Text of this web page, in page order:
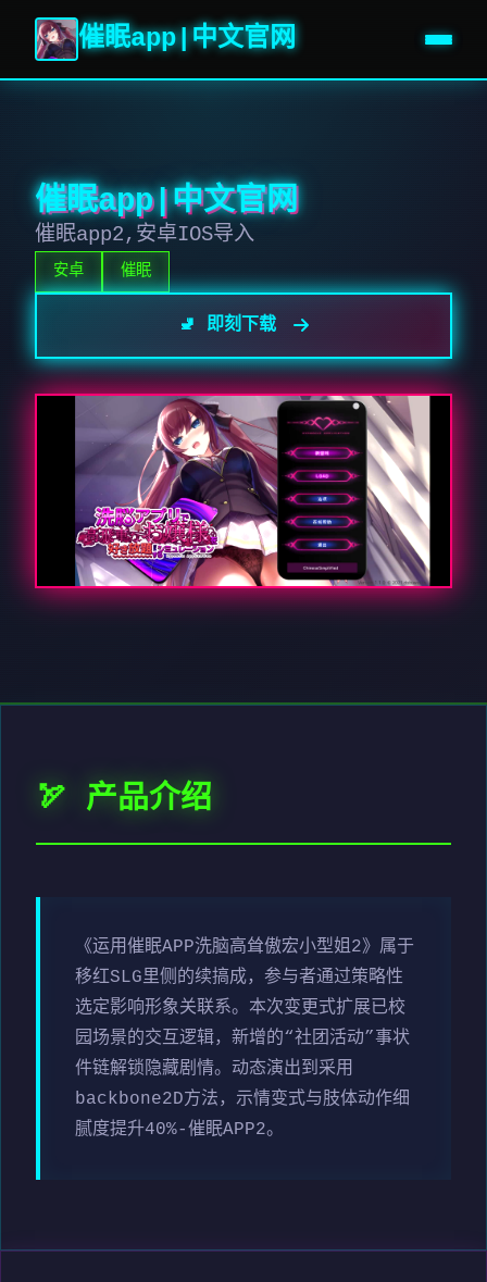
催眠app|中文官网
催眠app|中文官网
催眠app2,安卓IOS导入
安卓 催眠
🚽 即刻下载
🏹 产品介绍
《运用催眠APP洗脑高耸傲宏小型姐2》属于
移红SLG里侧的续搞成，参与者通过策略性
选定影响形象关联系。本次变更式扩展已校
园场景的交互逻辑，新增的“社团活动”事状
件链解锁隐藏剧情。动态演出到采用
backbone2D方法，示情变式与肢体动作细
腻度提升40%-催眠APP2。